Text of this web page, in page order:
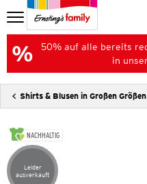
50% auf alle bereits
in
Shirts & Blusen in Großen
NACHHALTIG
Artikel leider ausverkauft
Leider
ausverkauft